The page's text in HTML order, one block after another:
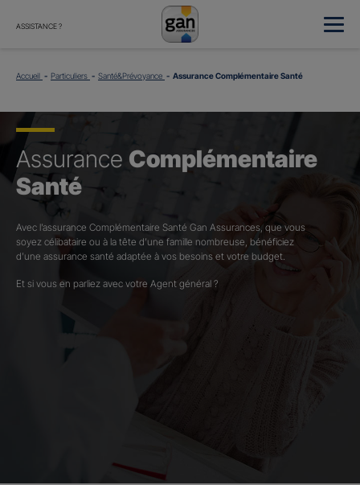
ASSISTANCE ?
Accueil Particuliers Santé&Prévoyance Assurance Complémentaire Santé
Assurance Complémentaire
Santé
Avec l’assurance Complémentaire Santé Gan Assurances, que vous
soyez célibataire ou à la tête d’une famille nombreuse, bénéficiez
d’une assurance santé adaptée à vos besoins et votre budget.​
Et si vous en parliez avec votre Agent général ?